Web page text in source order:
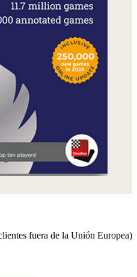
fuera de la Unión Europea)